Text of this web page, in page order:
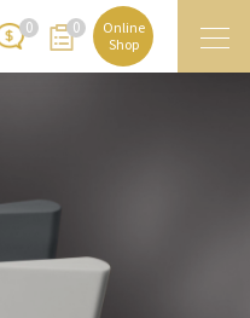
0 0
Online
Shop